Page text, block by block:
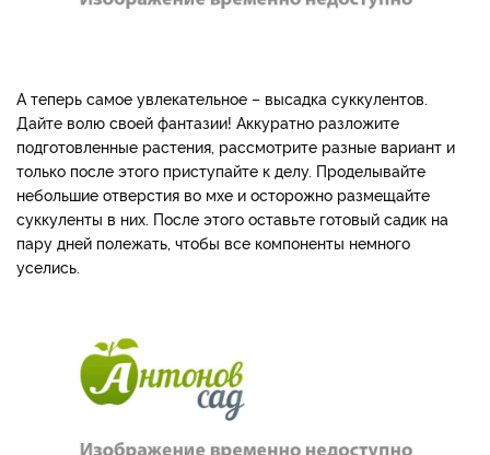
А теперь самое увлекательное – высадка суккулентов.
Дайте волю своей фантазии! Аккуратно разложите
подготовленные растения, рассмотрите разные вариант и
только после этого приступайте к делу. Проделывайте
небольшие отверстия во мхе и осторожно размещайте
суккуленты в них. После этого оставьте готовый садик на
пару дней полежать, чтобы все компоненты немного
уселись.